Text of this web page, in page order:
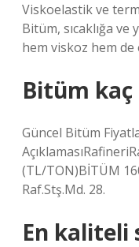
Viskoelastik ve
Bitüm, sıcaklığa
hem viskoz hem de
Bitüm kaç
Güncel Bitüm
(TL/TON)BİTÜM
Raf.Stş.Md. 28.
En kaliteli